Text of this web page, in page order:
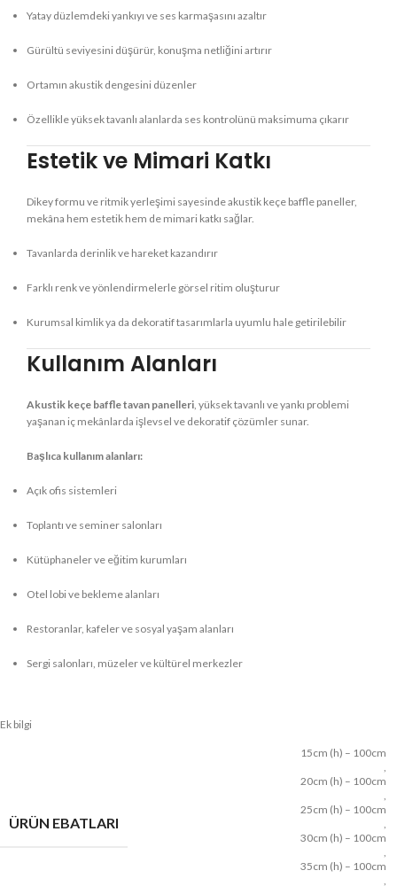
Yatay düzlemdeki yankıyı ve ses karmaşasını azaltır
Gürültü seviyesini düşürür, konuşma netliğini artırır
Ortamın akustik dengesini düzenler
Özellikle yüksek tavanlı alanlarda ses kontrolünü maksimuma çıkarır
Estetik ve Mimari Katkı
Dikey formu ve ritmik yerleşimi sayesinde akustik keçe baffle paneller,
mekâna hem estetik hem de mimari katkı sağlar.
Tavanlarda derinlik ve hareket kazandırır
Farklı renk ve yönlendirmelerle görsel ritim oluşturur
Kurumsal kimlik ya da dekoratif tasarımlarla uyumlu hale getirilebilir
Kullanım Alanları
Akustik keçe baffle tavan panelleri , yüksek tavanlı ve yankı problemi
yaşanan iç mekânlarda işlevsel ve dekoratif çözümler sunar.
Başlıca kullanım alanları:
Açık ofis sistemleri
Toplantı ve seminer salonları
Kütüphaneler ve eğitim kurumları
Otel lobi ve bekleme alanları
Restoranlar, kafeler ve sosyal yaşam alanları
Sergi salonları, müzeler ve kültürel merkezler
Ek bilgi
ÜRÜN EBATLARI
15cm (h) – 100cm
20cm (h) – 100cm
25cm (h) – 100cm
30cm (h) – 100cm
35cm (h) – 100cm